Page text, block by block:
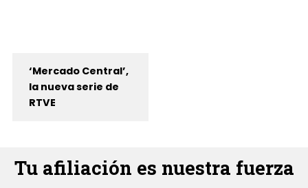
‘Mercado Central’,
la nueva serie de
RTVE
Tu afiliación es nuestra fuerza